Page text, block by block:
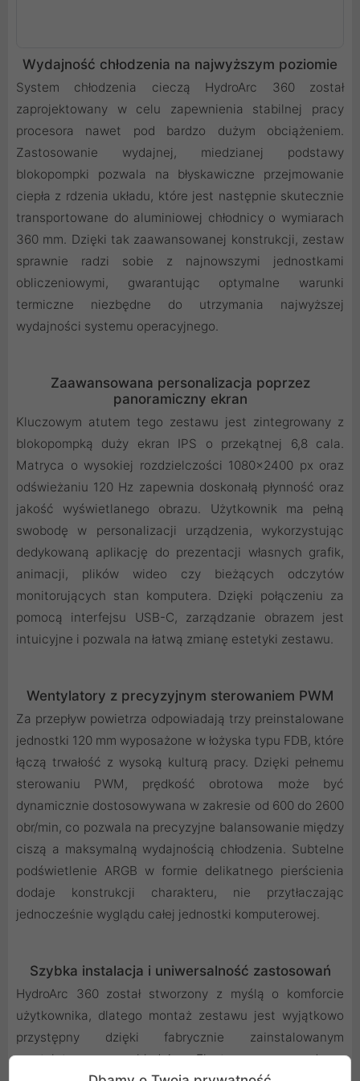
Wydajność chłodzenia na najwyższym poziomie
System chłodzenia cieczą HydroArc 360 został
zaprojektowany w celu zapewnienia stabilnej pracy
procesora nawet pod bardzo dużym obciążeniem.
Zastosowanie wydajnej, miedzianej podstawy
blokopompki pozwala na błyskawiczne przejmowanie
ciepła z rdzenia układu, które jest następnie skutecznie
transportowane do aluminiowej chłodnicy o wymiarach
360 mm. Dzięki tak zaawansowanej konstrukcji, zestaw
sprawnie radzi sobie z najnowszymi jednostkami
obliczeniowymi, gwarantując optymalne warunki
termiczne niezbędne do utrzymania najwyższej
wydajności systemu operacyjnego.
Zaawansowana personalizacja poprzez
panoramiczny ekran
Kluczowym atutem tego zestawu jest zintegrowany z
blokopompką duży ekran IPS o przekątnej 6,8 cala.
Matryca o wysokiej rozdzielczości 1080×2400 px oraz
odświeżaniu 120 Hz zapewnia doskonałą płynność oraz
jakość wyświetlanego obrazu. Użytkownik ma pełną
swobodę w personalizacji urządzenia, wykorzystując
dedykowaną aplikację do prezentacji własnych grafik,
animacji, plików wideo czy bieżących odczytów
monitorujących stan komputera. Dzięki połączeniu za
pomocą interfejsu USB-C, zarządzanie obrazem jest
intuicyjne i pozwala na łatwą zmianę estetyki zestawu.
Wentylatory z precyzyjnym sterowaniem PWM
Za przepływ powietrza odpowiadają trzy preinstalowane
jednostki 120 mm wyposażone w łożyska typu FDB, które
łączą trwałość z wysoką kulturą pracy. Dzięki pełnemu
sterowaniu PWM, prędkość obrotowa może być
dynamicznie dostosowywana w zakresie od 600 do 2600
obr/min, co pozwala na precyzyjne balansowanie między
ciszą a maksymalną wydajnością chłodzenia. Subtelne
podświetlenie ARGB w formie delikatnego pierścienia
dodaje konstrukcji charakteru, nie przytłaczając
jednocześnie wyglądu całej jednostki komputerowej.
Szybka instalacja i uniwersalność zastosowań
HydroArc 360 został stworzony z myślą o komforcie
użytkownika, dlatego montaż zestawu jest wyjątkowo
przystępny dzięki fabrycznie zainstalowanym
wentylatorom na chłodnicy. Elastyczne przewody w